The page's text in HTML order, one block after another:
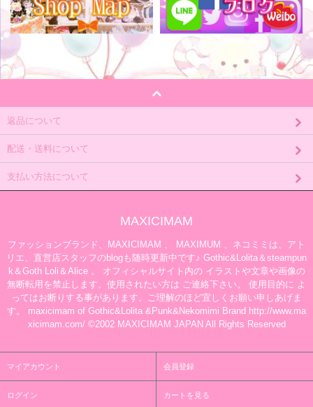
返品について
配送・送料について
支払い方法について
MAXICIMAM
ファッションブランド、MAXICIMAM 、 MAXIMUM 、ネコミミは、アト
リエ、直営店スタッフのblogも随時更新中です♪ Gothic&Lolita＆steampun
k＆Goth Loli＆Alice 。 オフィシャルサイト内の イラストや文章や画像の
無断転用を禁止します。使用されたい方は ご連絡下さい。 使用目的に よ
ってはお断りする事があります。ご理解のほど宜しくお願い申しあげま
す。 maxicimam of Gothic&Lolita &Punk&Nekomimi Brand http://www.ma
xicimam.com/ ©2002 MAXICIMAM JAPAN All Rights Reserved
マイアカウント 会員登録
ログイン カートを見る